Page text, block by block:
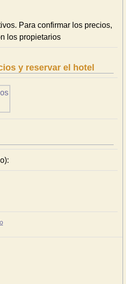
Para confirmar los precios,
los propietarios
y reservar el hotel